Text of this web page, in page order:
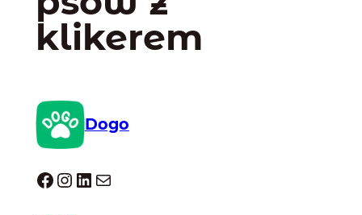
klikerem
Dogo
Dogo facebook InstagramLinkedIn Mail